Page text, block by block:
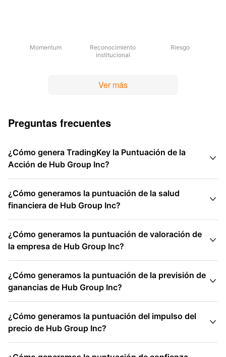
Momentum
Reconocimiento
institucional
Riesgo
Ver más
Preguntas frecuentes
¿Cómo genera TradingKey la Puntuación de la
Acción de Hub Group Inc?

¿Cómo generamos la puntuación de la salud
financiera de Hub Group Inc?

¿Cómo generamos la puntuación de valoración de
la empresa de Hub Group Inc?

¿Cómo generamos la puntuación de la previsión de
ganancias de Hub Group Inc?

¿Cómo generamos la puntuación del impulso del
precio de Hub Group Inc?
